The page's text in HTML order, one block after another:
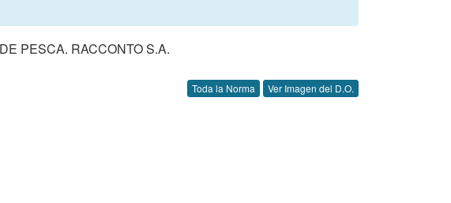
PESCA. RACCONTO S.A.
Toda la Norma Ver Imagen del D.O.